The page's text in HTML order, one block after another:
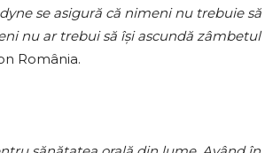
se asigură că nimeni nu trebuie să
nu ar trebui să își ascundă zâmbetul
România.